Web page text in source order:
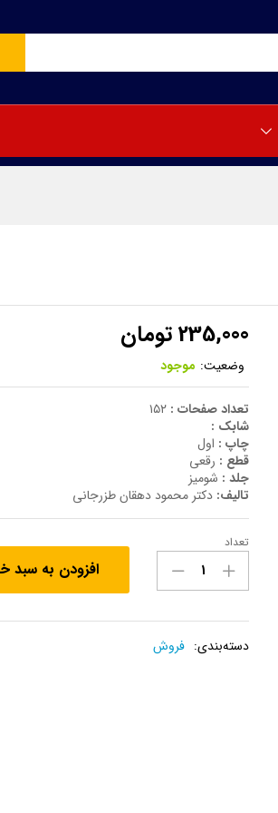
235,000تومان
وضعیت: موجود
تعداد صفحات :
شابک :
چاپ : اول
قطع : رقعی
جلد : شومیز
تالیف: دکتر محمود دهقان طزرجانی
کتاب
فروش
ضمانتی
تعداد
افزودن به سبد
دسته‌بندی: فروش